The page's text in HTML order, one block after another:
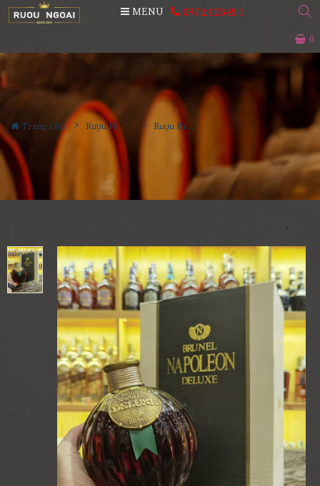
0
MENU 0972.12345.1
Trang chủ Rượu Hiếm - Cũ Rượu Brunel Napoleon Deluxe